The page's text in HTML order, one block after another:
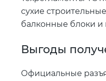
сухие
балконные блоки и
Выгоды
Официальные